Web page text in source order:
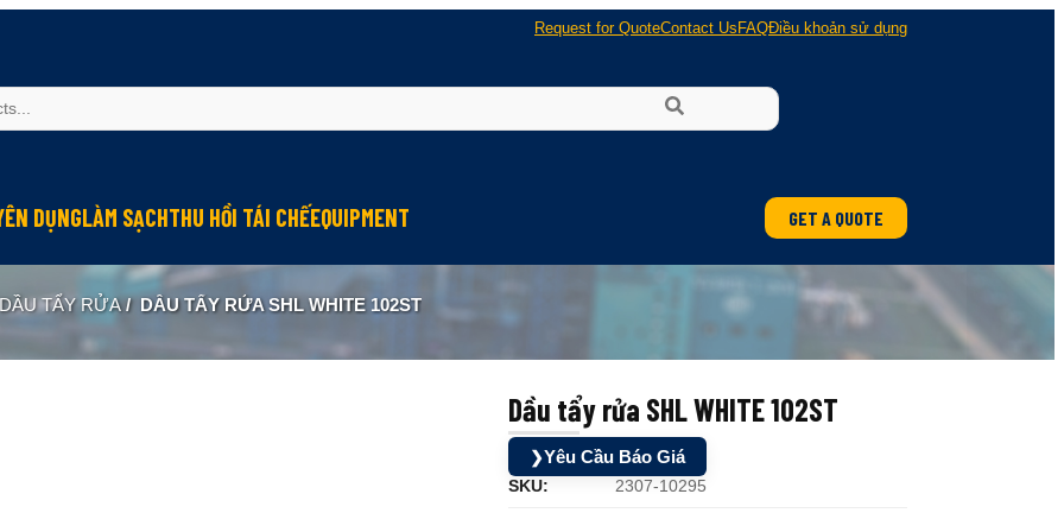
Request for QuoteContact Us FAQĐiều khoản sử dụng
nghiệp
DỤNG
mỡ cho đầu nối connector
mỡ cho hệ thống điện
chống kẹt
LÀM SẠCH
Làm sạch và bảo vệ máy
Lớp phủ chống ma sát
Lớp phủ chống rỉ
THU HỒI TÁI CHẾ
Thu hồi hơi dầu
Tái chế dầu thải
EQUIPMENT
Module bôi trơn
Kiểm tra và quan trắc
GET A QUOTE
DẦU TẨY RỬA / DẦU TẨY RỬA SHL WHITE 102ST
Dầu tẩy rửa SHL WHITE 102ST
❯Yêu Cầu Báo Giá
SKU: 2307-10295